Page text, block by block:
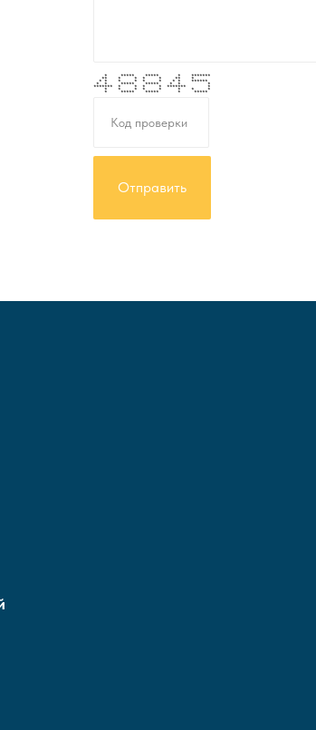
* ***** ***** * *******
** * * * * ** *
* * * * * * * * ******
* * ***** ***** * * *
******* * * * * ******* *
* * * * * * * *
* ***** ***** * *****